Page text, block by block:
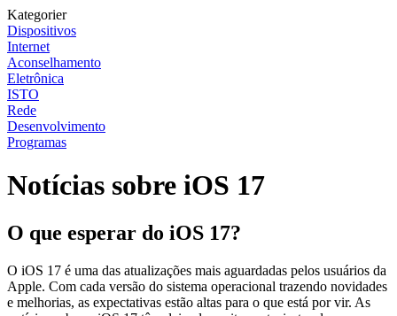
Kategorier
Dispositivos
Internet
Aconselhamento
Eletrônica
ISTO
Rede
Desenvolvimento
Programas
Notícias sobre iOS 17
O que esperar do iOS 17?
O iOS 17 é uma das atualizações mais aguardadas pelos usuários da
Apple. Com cada versão do sistema operacional trazendo novidades
e melhorias, as expectativas estão altas para o que está por vir. As